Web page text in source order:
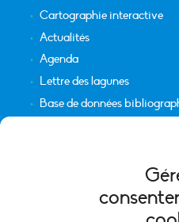
Cartographie interactive
Actualités
Agenda
Lettre des lagunes
Base de données
Mentions légales